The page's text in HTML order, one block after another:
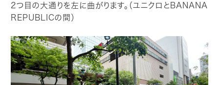
2つ目の大通りを左に曲がります。（ユニクロとBANANA
REPUBLICの間）